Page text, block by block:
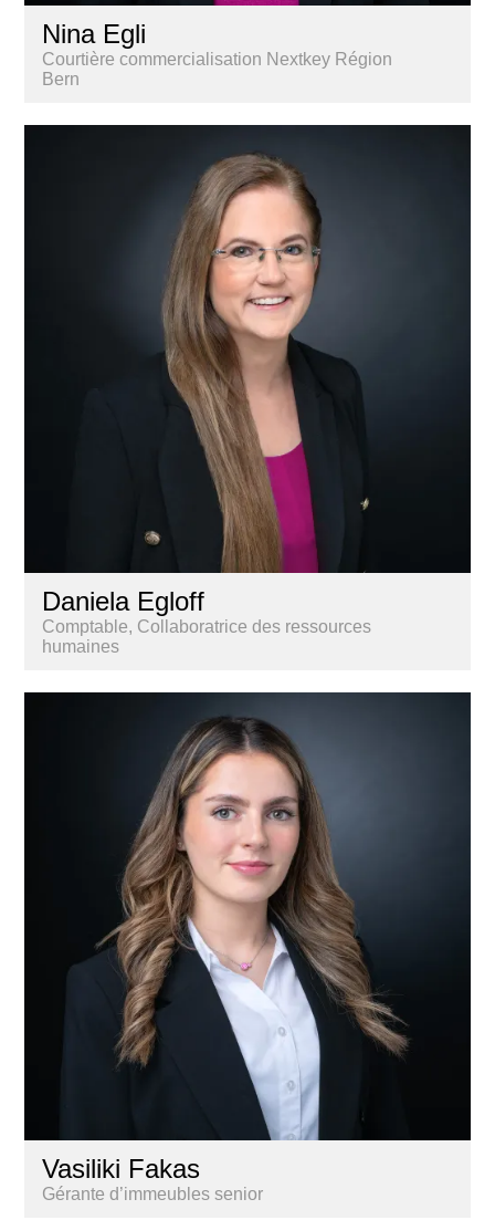
Nina Egli
Courtière commercialisation Nextkey Région
Bern
Daniela Egloff
Comptable, Collaboratrice des ressources
humaines
Vasiliki Fakas
Gérante d’immeubles senior